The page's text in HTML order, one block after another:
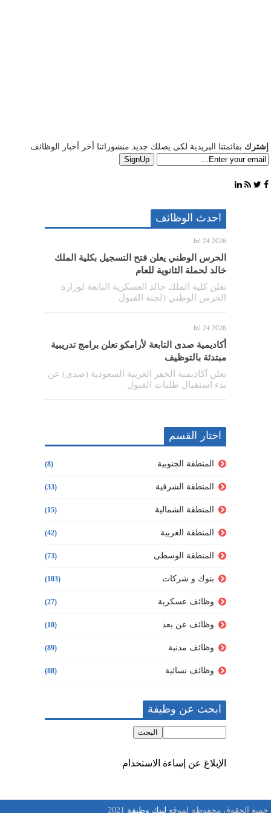
إشترك بقائمتنا البريدية لكى يصلك جديد منشوراتنا أخر أخبار الوظائف
احدث الوظائف
Jul 24 2026
الحرس الوطني يعلن فتح التسجيل بكلية الملك
خالد لحملة الثانوية للعام
تعلن كلية الملك خالد العسكرية التابعة لوزارة
الحرس الوطني (لجنة القبول
Jul 24 2026
أكاديمية صدى التابعة لأرامكو تعلن برامج تدريبية
مبتدئة بالتوظيف
تعلن أكاديمية الحفر العربية السعودية (صدى) عن
بدء استقبال طلبات القبول
اختار القسم
المنطقة الجنوبية (8)
المنطقة الشرقية (33)
المنطقة الشمالية (15)
المنطقة الغربية (42)
المنطقة الوسطى (73)
بنوك و شركات (103)
وظائف عسكرية (27)
وظائف عن بعد (10)
وظائف مدنية (89)
وظائف نسائية (88)
ابحث عن وظيفة
الإبلاغ عن إساءة الاستخدام
جميع الحقوق محفوظة لموقع لينك وظيفة